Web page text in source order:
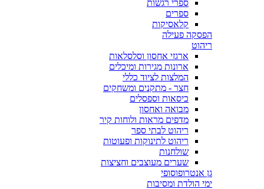
ספרי רגשות
ספרים
קלאסיקות
הפסקה פעילה
ריהוט
ארגזי אחסון וסלסלאות
ארונות מגירות ומיכלים
המלצות לציוד כללי
חצר - מתקנים ומשחקים
כיסאות וספסלים
מבואה ואחסון
מדפים מראות ולוחות קיר
ריהוט לבתי ספר
ריהוט לתינוקות ופעוטות
שולחנות
שערים מעוצבים וחציצות
גן אנטרופוסופי
ימי הולדת ומסיבות